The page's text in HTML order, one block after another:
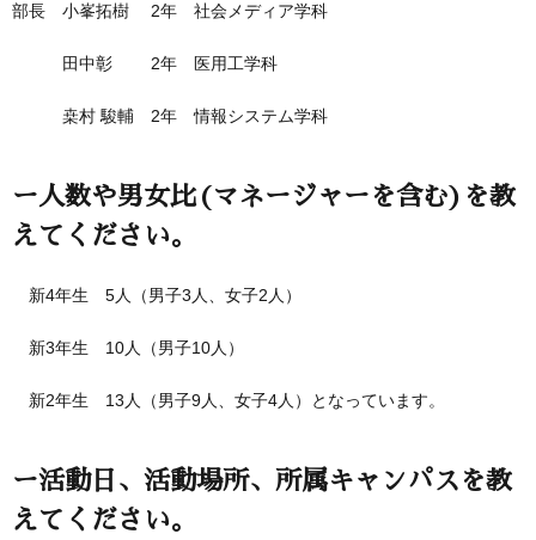
部長 小峯拓樹 2年 社会メディア学科
田中彰 2年 医用工学科
桒村 駿輔 2年 情報システム学科
ー人数や男女比(マネージャーを含む)を教
えてください。
新4年生 5人（男子3人、女子2人）
新3年生 10人（男子10人）
新2年生 13人（男子9人、女子4人）となっています。
ー活動日、活動場所、所属キャンパスを教
えてください。